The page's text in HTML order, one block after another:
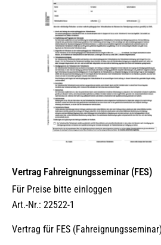
Vertrag Fahreignungsseminar (FES)
Für Preise bitte einloggen
Art.-Nr.: 22522-1
Vertrag für FES